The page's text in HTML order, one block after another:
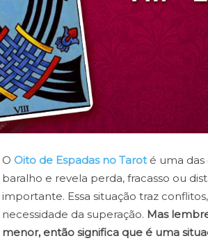
O Oito de Espadas no Taroté uma das
baralho e revela perda, fracasso ou
importante. Essa situação traz
necessidade da superação. Mas
menor, então significa que é uma